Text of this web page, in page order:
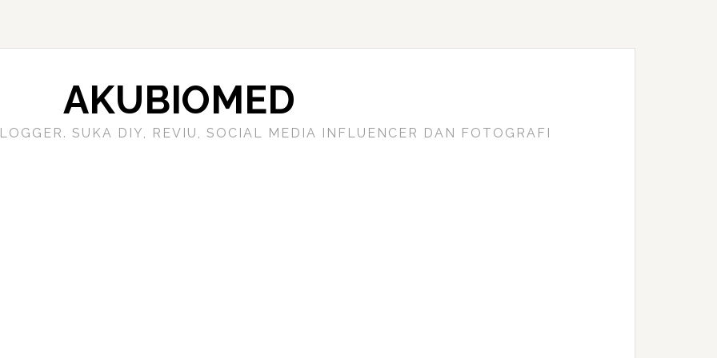
AKUBIOMED
SUKA DIY, REVIU, SOCIAL MEDIA INFLUENCER DAN FOTOGRAFI